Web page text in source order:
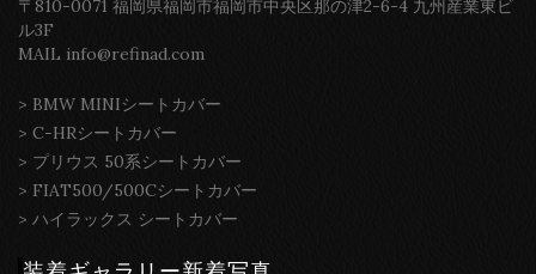
〒810-0071 福岡県福岡市福岡市中央区那の津2-6-4 九州産業東ビ
ル3F
MAIL info@refinad.com
> BMW MINIシートカバー
> C-HRシートカバー
> プリウス 50系シートカバー
> FIAT500/500Cシートカバー
> ハイラックス シートカバー